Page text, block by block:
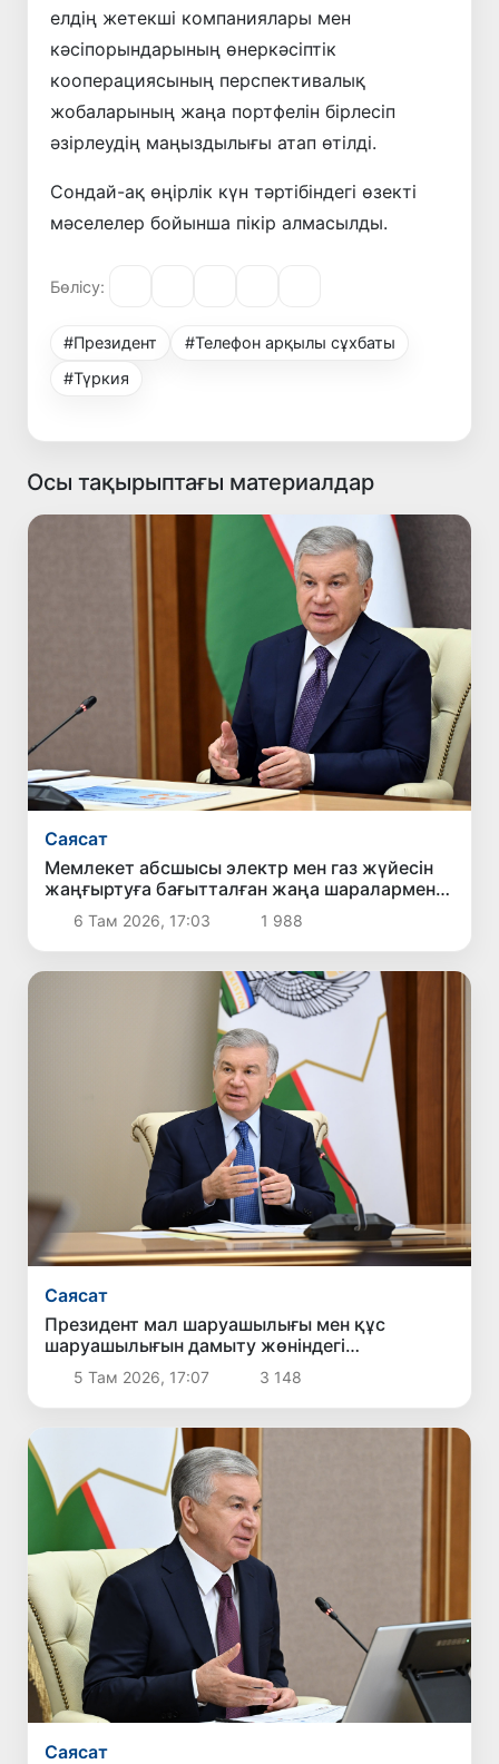
елдің жетекші компаниялары мен
кәсіпорындарының өнеркәсіптік
кооперациясының перспективалық
жобаларының жаңа портфелін бірлесіп
әзірлеудің маңыздылығы атап өтілді.
Сондай-ақ өңірлік күн тәртібіндегі өзекті
мәселелер бойынша пікір алмасылды.
Бөлісу:
#Президент
#Телефон арқылы сұхбаты
#Түркия
Осы тақырыптағы материалдар
Саясат
Мемлекет абсшысы электр мен газ жүйесін
жаңғыртуға бағытталған жаңа шаралармен
танысты
6 Там 2026, 17:03 1 988
Саясат
Президент мал шаруашылығы мен құс
шаруашылығын дамыту жөніндегі
шаралармен танысты
5 Там 2026, 17:07 3 148
Саясат